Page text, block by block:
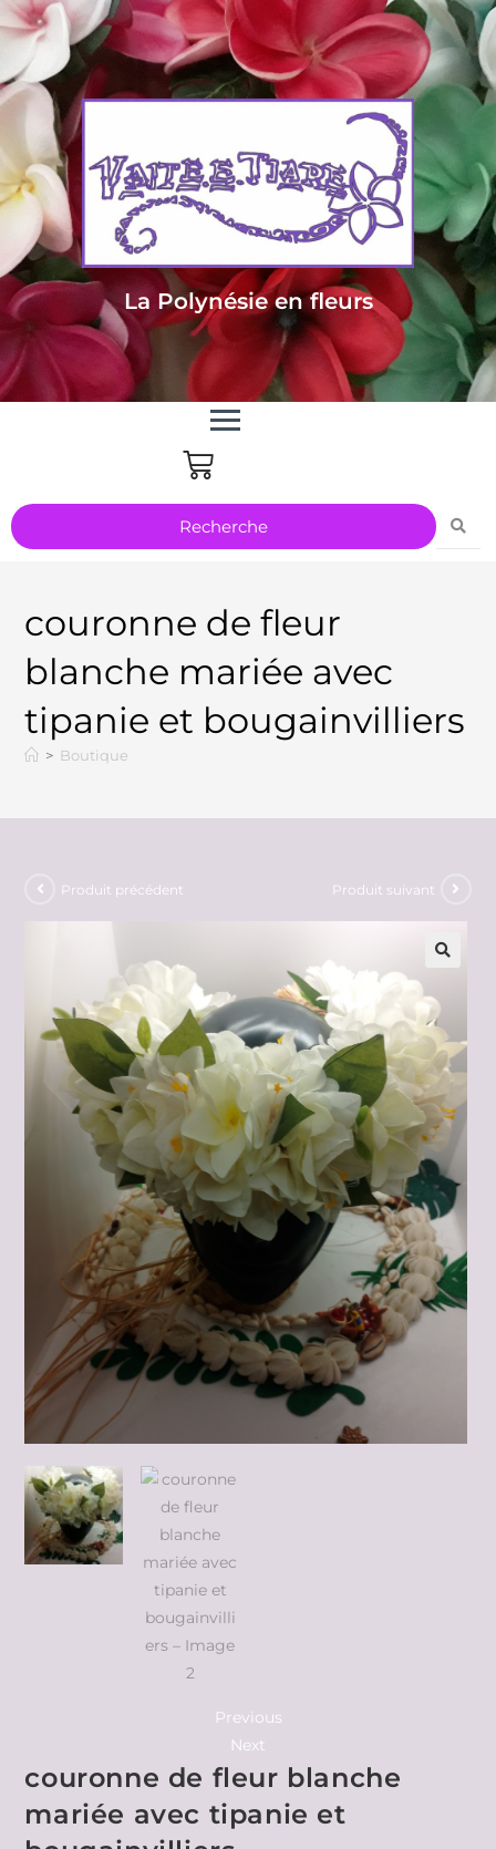
Livraison sous 24/48h en Métropole - Frais de livraison offert dès 85
euros d'achat en Métropole, dès 150 euros pour le reste du monde
La Polynésie en fleurs
couronne de fleur
blanche mariée avec
tipanie et bougainvilliers
> Boutique
Produit précédent Produit suivant
Previous
Next
couronne de fleur blanche
mariée avec tipanie et